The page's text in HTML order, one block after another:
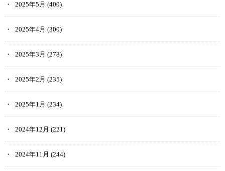
2025年5月 (400)
2025年4月 (300)
2025年3月 (278)
2025年2月 (235)
2025年1月 (234)
2024年12月 (221)
2024年11月 (244)